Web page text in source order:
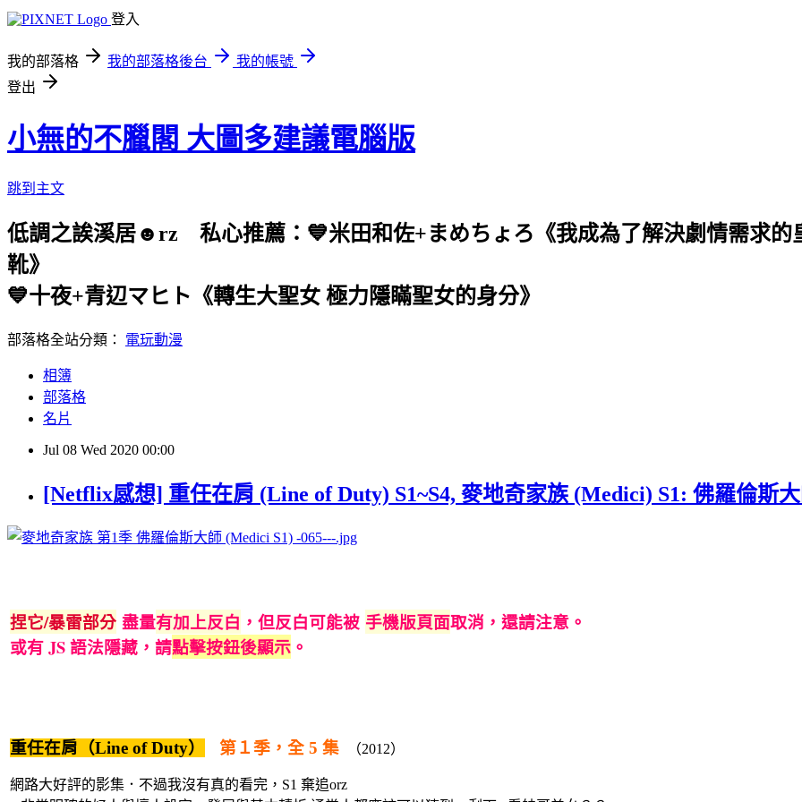
登入
我的部落格 我的部落格後台
我的帳號
登出
小無的不臘閣 大圖多建議電腦版
跳到主文
低調之誒溪居☻rz 私心推薦：💙米田和佐+まめちょろ《我成為了解決劇情需求
靴》
💙十夜+青辺マヒト《轉生大聖女 極力隱瞞聖女的身分》
部落格全站分類： 電玩動漫
相簿
部落格
名片
Jul 08 Wed 2020 00:00
[Netflix感想] 重任在肩 (Line of Duty) S1~S4, 麥地奇家族 (Medici) S1: 佛羅倫斯
捏它/暴雷部分 盡量有加上反白 ，但反白可能被 手機版頁面取消，還請注意。
或有 JS 語法隱藏，請點擊按鈕後顯示 。
重任在肩（Line of Duty） 第１季，全 5 集 （2012）
網路大好評的影集．不過我沒有真的看完，S1 棄追orz